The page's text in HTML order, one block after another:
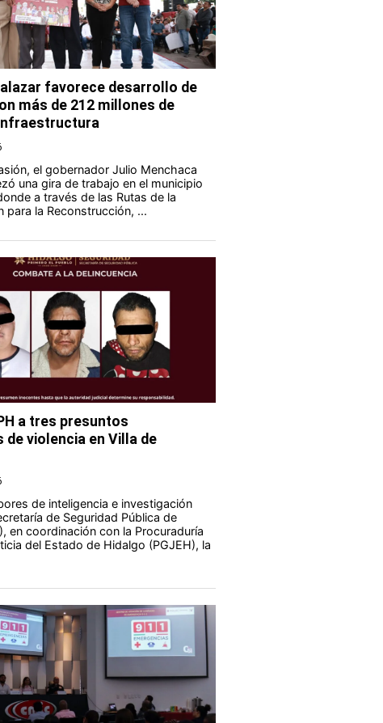
favorece desarrollo de
más de 212 millones de
el gobernador Julio Menchaca
una gira de trabajo en el municipio
a través de las Rutas de la
para la Reconstrucción, ...
a tres presuntos
de violencia en Villa de
de inteligencia e investigación
de Seguridad Pública de
en coordinación con la Procuraduría
del Estado de Hidalgo (PGJEH), la